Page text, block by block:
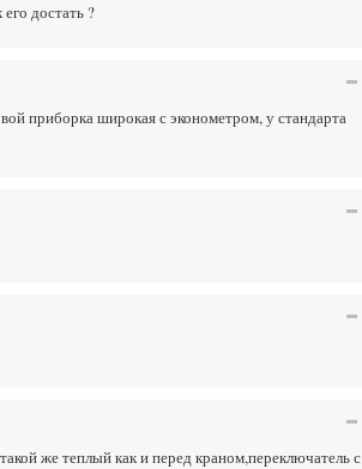
достать ?
приборка широкая с эконометром, у стандарта
же теплый как и перед краном,переключатель с